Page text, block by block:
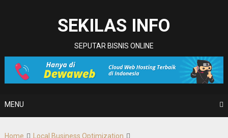
SEKILAS INFO
SEPUTAR BISNIS ONLINE
MENU
Home
Local Business Optimization